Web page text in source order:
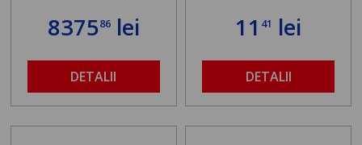
837586lei
DETALII
11 41 lei
DETALII